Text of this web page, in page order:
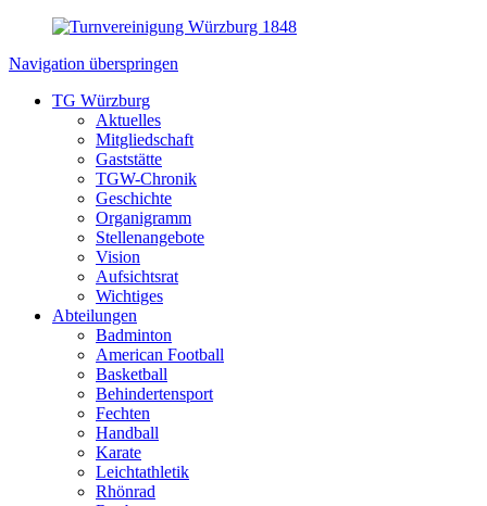
Navigation überspringen
TG Würzburg
Aktuelles
Mitgliedschaft
Gaststätte
TGW-Chronik
Geschichte
Organigramm
Stellenangebote
Vision
Aufsichtsrat
Wichtiges
Abteilungen
Badminton
American Football
Basketball
Behindertensport
Fechten
Handball
Karate
Leichtathletik
Rhönrad